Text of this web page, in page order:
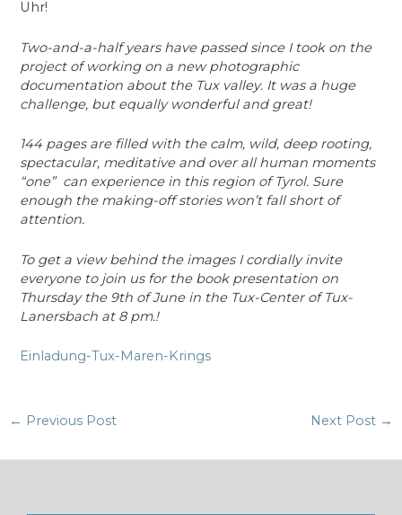
Uhr!
Two-and-a-half years have passed since I took on the
project of working on a new photographic
documentation about the Tux valley. It was a huge
challenge, but equally wonderful and great!
144 pages are filled with the calm, wild, deep rooting,
spectacular, meditative and over all human moments
“one” can experience in this region of Tyrol. Sure
enough the making-off stories won’t fall short of
attention.
To get a view behind the images I cordially invite
everyone to join us for the book presentation on
Thursday the 9th of June in the Tux-Center of Tux-
Lanersbach at 8 pm.!
Einladung-Tux-Maren-Krings
Post
← Previous Post Next Post →